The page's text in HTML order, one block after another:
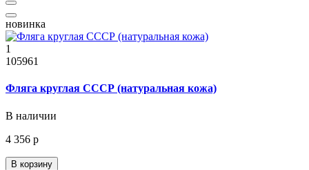
новинка
1
105961
Фляга круглая СССР (натуральная кожа)
В наличии
4 356 р
В корзину